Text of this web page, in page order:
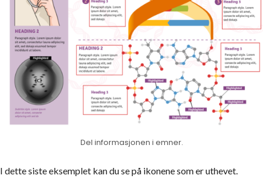
Del informasjonen i emner.
I dette siste eksemplet kan du se på ikonene som er uthevet.